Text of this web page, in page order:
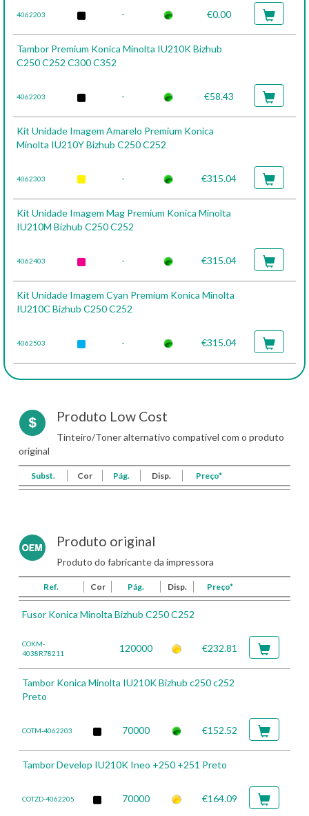
4062203 - €0.00
Tambor Premium Konica Minolta IU210K Bizhub
C250 C252 C300 C352
4062203 - €58.43
Kit Unidade Imagem Amarelo Premium Konica
Minolta IU210Y Bizhub C250 C252
4062303 - €315.04
Kit Unidade Imagem Mag Premium Konica Minolta
IU210M Bizhub C250 C252
4062403 - €315.04
Kit Unidade Imagem Cyan Premium Konica Minolta
IU210C Bizhub C250 C252
4062503 - €315.04
Produto Low Cost
Tinteiro/Toner alternativo compatível com o produto
original
Subst. Cor Pág. Disp. Preço*
Produto original
Produto do fabricante da impressora
Ref. Cor Pág. Disp. Preço*
Fusor Konica Minolta Bizhub C250 C252
COKM-
4038R78211
120000 €232.81
Tambor Konica Minolta IU210K Bizhub c250 c252
Preto
COTM-4062203 70000 €152.52
Tambor Develop IU210K Ineo +250 +251 Preto
COTZD-4062205 70000 €164.09